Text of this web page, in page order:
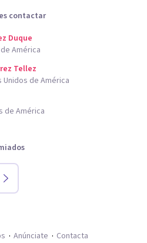
contactar
Duque
América
Tellez
Unidos de América
de América
Anúnciate Contacta